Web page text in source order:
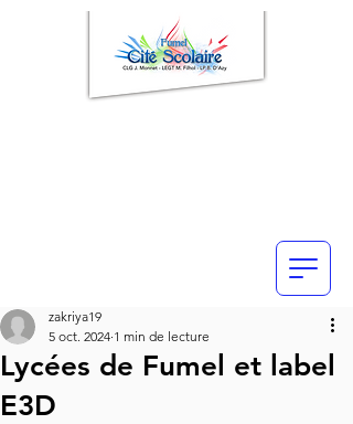
Lycées de Fumel et label
E3D
zakriya19
5 oct. 2024 1 min de lecture